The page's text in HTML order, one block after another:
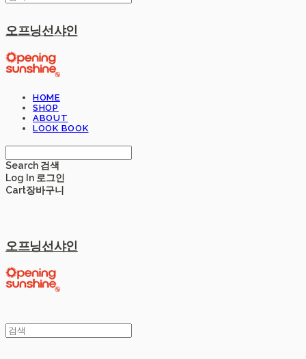
오프닝선샤인
HOME
SHOP
ABOUT
LOOK BOOK
Search 검색
Log In 로그인
Cart장바구니
오프닝선샤인